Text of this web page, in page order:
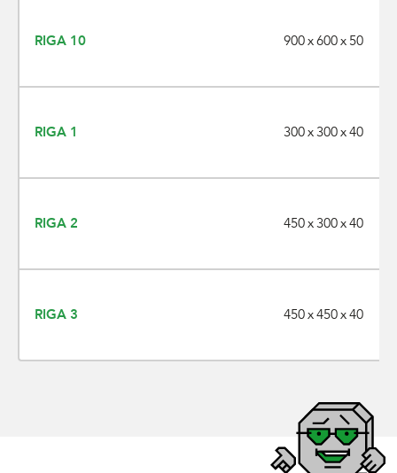
RIGA 10 900 x 600 x 50
RIGA 1 300 x 300 x 40
RIGA 2 450 x 300 x 40
RIGA 3 450 x 450 x 40